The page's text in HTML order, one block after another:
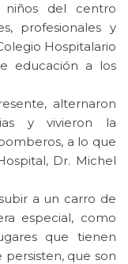
del centro
profesionales y
Hospitalario
educación a los
alternaron
y vivieron la
a lo que
Dr. Michel
a un carro de
especial, como
que tienen
persisten, que son